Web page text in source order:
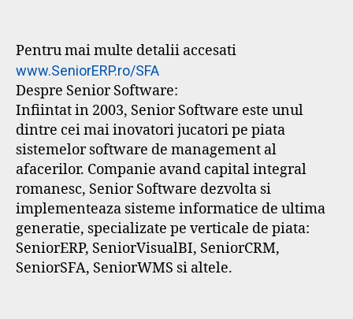
Pentru mai multe detalii accesati
www.SeniorERP.ro/SFA
Despre Senior Software:
Infiintat in 2003, Senior Software este unul
dintre cei mai inovatori jucatori pe piata
sistemelor software de management al
afacerilor. Companie avand capital integral
romanesc, Senior Software dezvolta si
implementeaza sisteme informatice de ultima
generatie, specializate pe verticale de piata:
SeniorERP, SeniorVisualBI, SeniorCRM,
SeniorSFA, SeniorWMS si altele.